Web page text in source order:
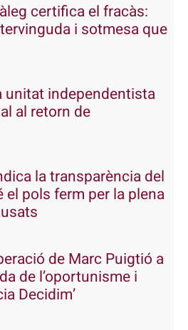
certifica el fracàs:
i sotmesa que
unitat independentista
al retorn de
la transparència del
el pols ferm per la plena
de Marc Puigtió a
de l’oportunisme i
Decidim’